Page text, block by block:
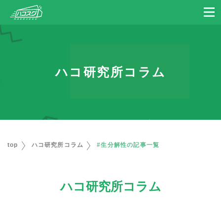
ハコ研究所コラム
top ハコ研究所コラム #生分解性の記事一覧
ハコ研究所コラム